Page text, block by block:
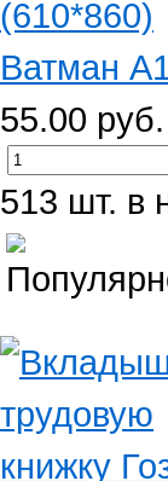
Ватман
55.00 руб.
513 шт. в